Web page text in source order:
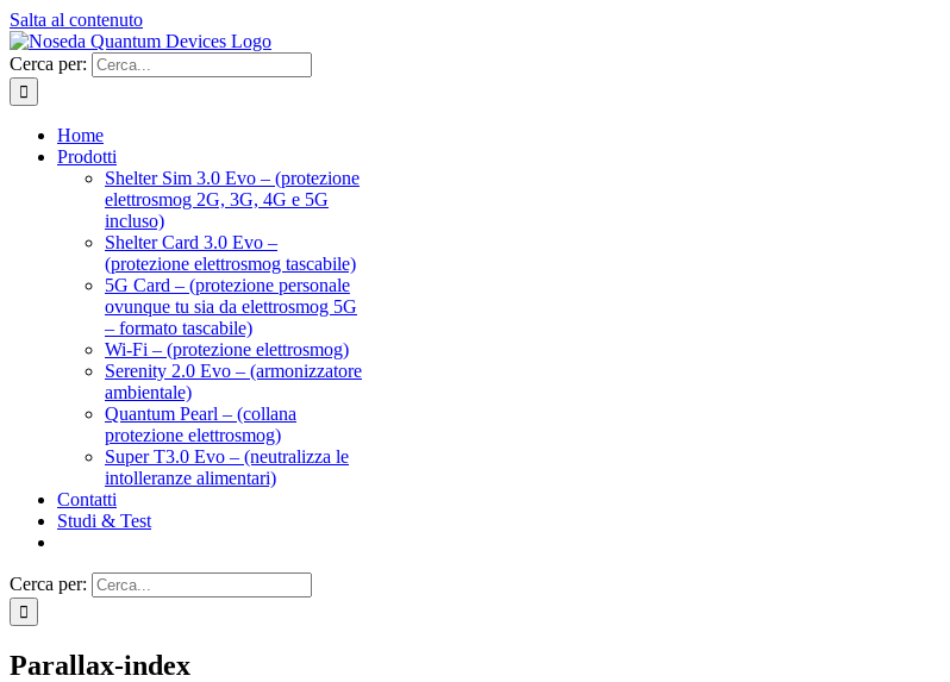
Salta al contenuto
Cerca per:
Home
Prodotti
Shelter Sim 3.0 Evo – (protezione
elettrosmog 2G, 3G, 4G e 5G
incluso)
Shelter Card 3.0 Evo –
(protezione elettrosmog tascabile)
5G Card – (protezione personale
ovunque tu sia da elettrosmog 5G
– formato tascabile)
Wi-Fi – (protezione elettrosmog)
Serenity 2.0 Evo – (armonizzatore
ambientale)
Quantum Pearl – (collana
protezione elettrosmog)
Super T3.0 Evo – (neutralizza le
intolleranze alimentari)
Contatti
Studi & Test
Cerca per:
Parallax-index